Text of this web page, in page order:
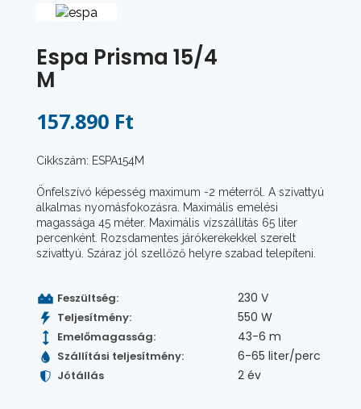
Espa Prisma 15/4
M
157.890 Ft
Cikkszám: ESPA154M
Önfelszívó képesség maximum -2 méterről. A szivattyú
alkalmas nyomásfokozásra. Maximális emelési
magassága 45 méter. Maximális vízszállítás 65 liter
percenként. Rozsdamentes járókerekekkel szerelt
szivattyú. Száraz jól szellőző helyre szabad telepíteni.
Feszültség: 230 V
Teljesítmény: 550 W
Emelőmagasság: 43-6 m
Szállítási teljesítmény: 6-65 liter/perc
Jótállás 2 év